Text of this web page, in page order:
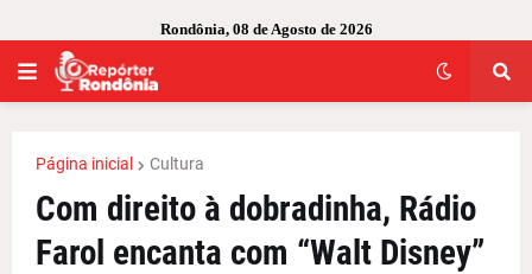
Rondônia, 08 de Agosto de 2026
Página inicial Cultura
Com direito à dobradinha, Rádio
Farol encanta com “Walt Disney”